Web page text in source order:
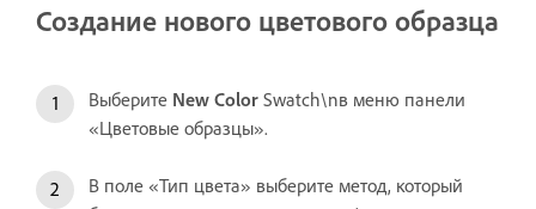
Создание нового цветового образца
Выберите New Color Swatch\nв меню панели
«Цветовые образцы».
В поле «Тип цвета» выберите метод, который